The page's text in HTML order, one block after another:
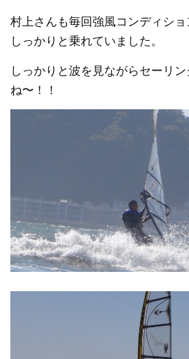
村上さんも毎回強風コンディシ
しっかりと乗れていました。
しっかりと波を見ながらセーリ
ね〜！！